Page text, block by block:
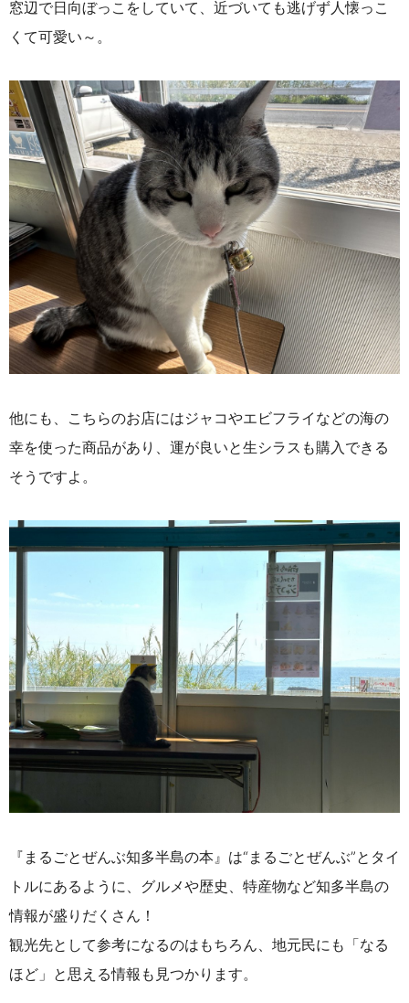
窓辺で日向ぼっこをしていて、近づいても逃げず人懐っこ
くて可愛い～。
他にも、こちらのお店にはジャコやエビフライなどの海の
幸を使った商品があり、運が良いと生シラスも購入できる
そうですよ。
『まるごとぜんぶ知多半島の本』は“まるごとぜんぶ”とタイ
トルにあるように、グルメや歴史、特産物など知多半島の
情報が盛りだくさん！
観光先として参考になるのはもちろん、地元民にも「なる
ほど」と思える情報も見つかります。